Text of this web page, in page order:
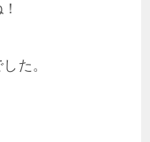
た。